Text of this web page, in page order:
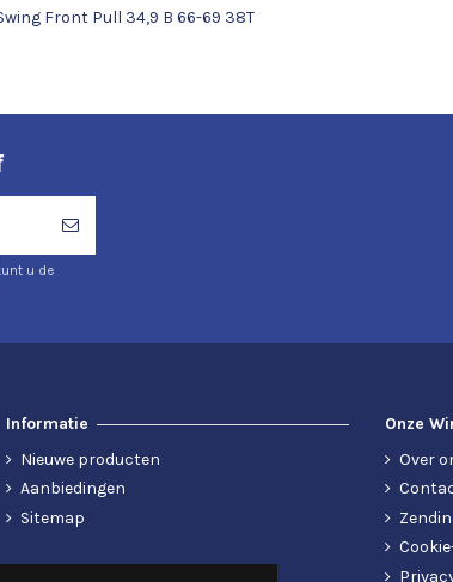
Front Pull 34,9 B 66-69 38T
u de
Informatie
Nieuwe producten
Aanbiedingen
Sitemap
Onze
Over